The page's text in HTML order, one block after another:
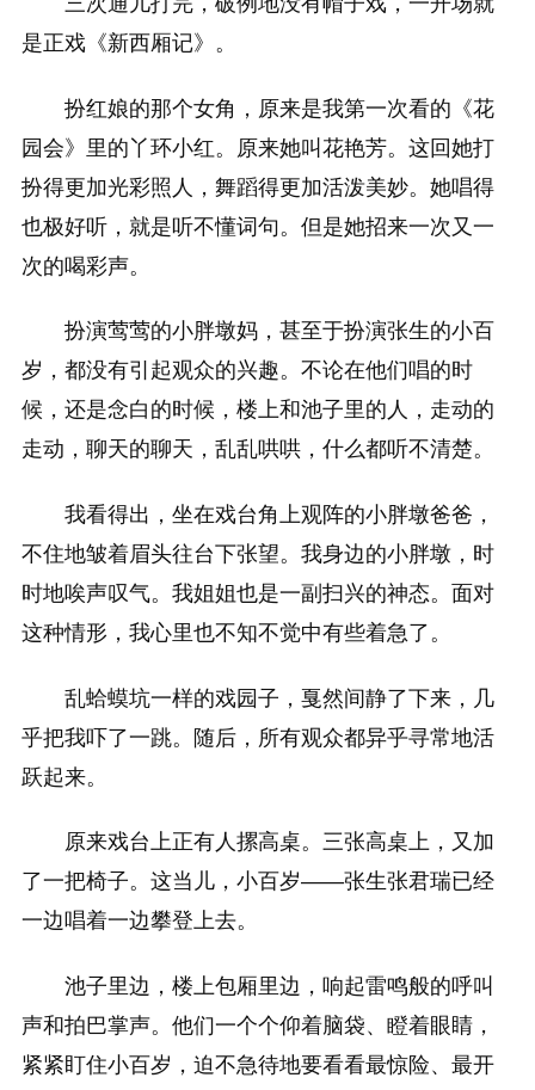
是正戏《新西厢记》。
扮红娘的那个女角，原来是我第一次看的《花
园会》里的丫环小红。原来她叫花艳芳。这回她打
扮得更加光彩照人，舞蹈得更加活泼美妙。她唱得
也极好听，就是听不懂词句。但是她招来一次又一
次的喝彩声。
扮演莺莺的小胖墩妈，甚至于扮演张生的小百
岁，都没有引起观众的兴趣。不论在他们唱的时
候，还是念白的时候，楼上和池子里的人，走动的
走动，聊天的聊天，乱乱哄哄，什么都听不清楚。
我看得出，坐在戏台角上观阵的小胖墩爸爸，
不住地皱着眉头往台下张望。我身边的小胖墩，时
时地唉声叹气。我姐姐也是一副扫兴的神态。面对
这种情形，我心里也不知不觉中有些着急了。
乱蛤蟆坑一样的戏园子，戛然间静了下来，几
乎把我吓了一跳。随后，所有观众都异乎寻常地活
跃起来。
原来戏台上正有人摞高桌。三张高桌上，又加
了一把椅子。这当儿，小百岁——张生张君瑞已经
一边唱着一边攀登上去。
池子里边，楼上包厢里边，响起雷鸣般的呼叫
声和拍巴掌声。他们一个个仰着脑袋、瞪着眼睛，
紧紧盯住小百岁，迫不急待地要看看最惊险、最开